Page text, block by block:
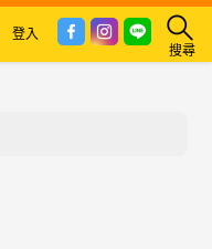
搜尋
登入